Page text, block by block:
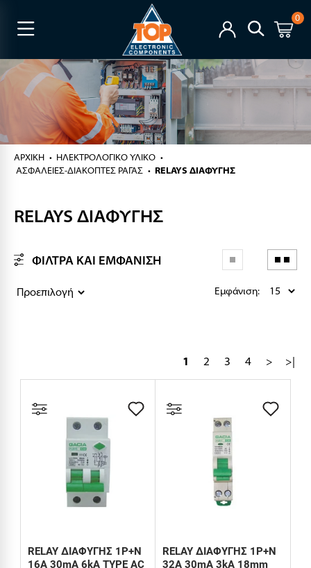
0
ΑΡΧΙΚΉ
ΗΛΕΚΤΡΟΛΟΓΙΚΟ ΥΛΙΚΟ
ΑΣΦΑΛΕΙΕΣ-ΔΙΑΚΟΠΤΕΣ ΡΑΓΑΣ
RELAYS ΔΙΑΦΥΓΗΣ
RELAYS ΔΙΑΦΥΓΗΣ
ΦΙΛΤΡΑ ΚΑΙ ΕΜΦΑΝΙΣΗ
Εμφάνιση:
1 2 3 4 > >|
RELAY ΔΙΑΦΥΓΗΣ 1P+N
16A 30mA 6kA TYPE AC
RELAY ΔΙΑΦΥΓΗΣ 1P+N
32A 30mA 3kA 18mm